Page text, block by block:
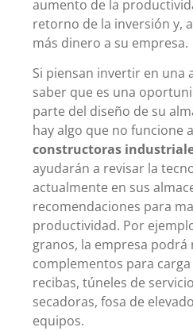
aumento de la
retorno de la inversión y,
más dinero a su empresa.
Si piensan invertir en una
saber que es una
parte del diseño de su
hay algo que no funcione
constructoras
ayudarán a revisar la
actualmente en sus
recomendaciones para
productividad. Por
granos, la empresa podrá
complementos para
recibas, túneles de
secadoras, fosa de
equipos.